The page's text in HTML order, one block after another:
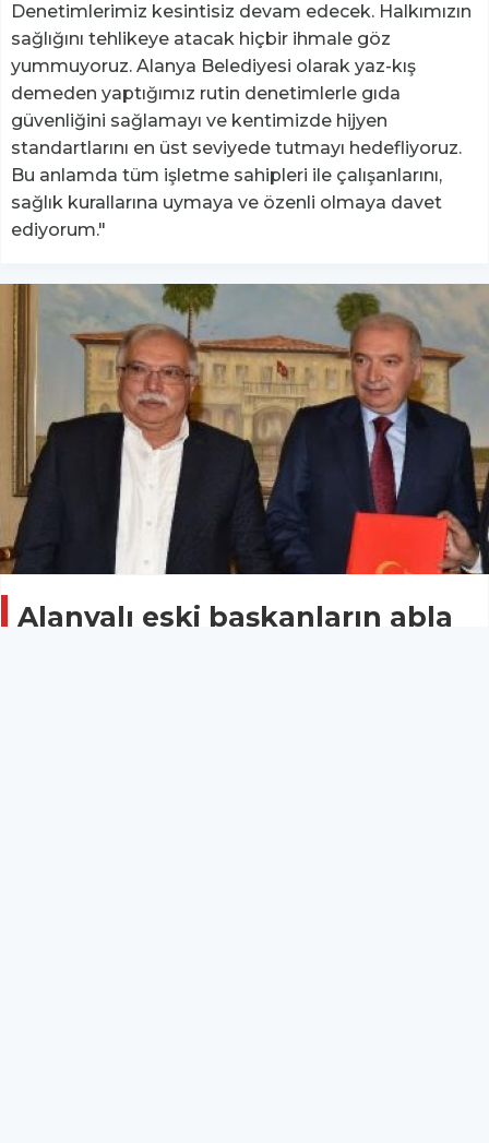
Denetimlerimiz kesintisiz devam edecek. Halkımızın
sağlığını tehlikeye atacak hiçbir ihmale göz
yummuyoruz. Alanya Belediyesi olarak yaz-kış
demeden yaptığımız rutin denetimlerle gıda
güvenliğini sağlamayı ve kentimizde hijyen
standartlarını en üst seviyede tutmayı hedefliyoruz.
Bu anlamda tüm işletme sahipleri ile çalışanlarını,
sağlık kurallarına uymaya ve özenli olmaya davet
ediyorum."
Alanyalı eski başkanların abla